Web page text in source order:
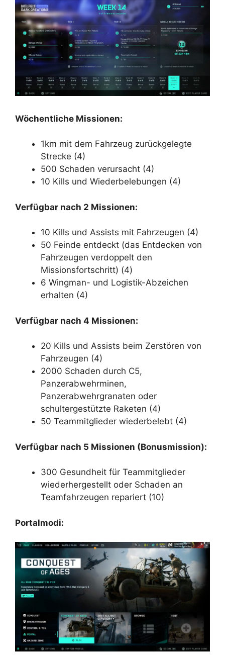
Wöchentliche Missionen:
1km mit dem Fahrzeug zurückgelegte
Strecke (4)
500 Schaden verursacht (4)
10 Kills und Wiederbelebungen (4)
Verfügbar nach 2 Missionen:
10 Kills und Assists mit Fahrzeugen (4)
50 Feinde entdeckt (das Entdecken von
Fahrzeugen verdoppelt den
Missionsfortschritt) (4)
6 Wingman- und Logistik-Abzeichen
erhalten (4)
Verfügbar nach 4 Missionen:
20 Kills und Assists beim Zerstören von
Fahrzeugen (4)
2000 Schaden durch C5,
Panzerabwehrminen,
Panzerabwehrgranaten oder
schultergestützte Raketen (4)
50 Teammitglieder wiederbelebt (4)
Verfügbar nach 5 Missionen (Bonusmission):
300 Gesundheit für Teammitglieder
wiederhergestellt oder Schaden an
Teamfahrzeugen repariert (10)
Portalmodi: